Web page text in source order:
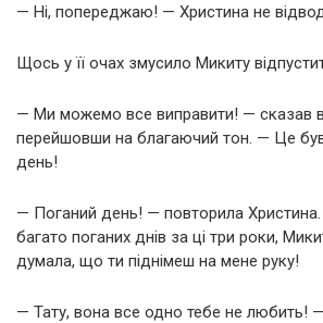
— Ні, попереджаю! — Христина не
Щось у її очах змусило Микиту
— Ми можемо все виправити! — сказав
перейшовши на благаючий тон. — Це
день!
— Поганий день! — повторила
багато поганих днів за ці три роки,
думала, що ти піднімеш на мене руку!
— Тату, вона все одно тебе не любить! —